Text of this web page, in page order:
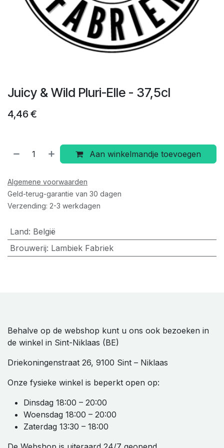
Juicy & Wild Pluri-Elle - 37,5cl
4,46 €
Aan winkelmandje toevoegen
Algemene voorwaarden
Geld-terug-garantie van 30 dagen
Verzending: 2-3 werkdagen
Land: België
Brouwerij: Lambiek Fabriek
Behalve op de webshop kunt u ons ook bezoeken in
de winkel in Sint-Niklaas (BE)
Driekoningenstraat 26, 9100 Sint – Niklaas
Onze fysieke winkel is beperkt open op:
Dinsdag 18:00 – 20:00
Woensdag 18:00 – 20:00
Zaterdag 13:30 – 18:00